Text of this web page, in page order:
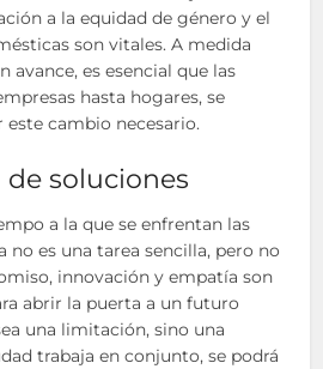
a la equidad de género y el
son vitales. A medida
avance, es esencial que las
hasta hogares, se
este cambio necesario.
soluciones
a la que se enfrentan las
no es una tarea sencilla, pero no
innovación y empatía son
abrir la puerta a un futuro
una limitación, sino una
trabaja en conjunto, se podrá